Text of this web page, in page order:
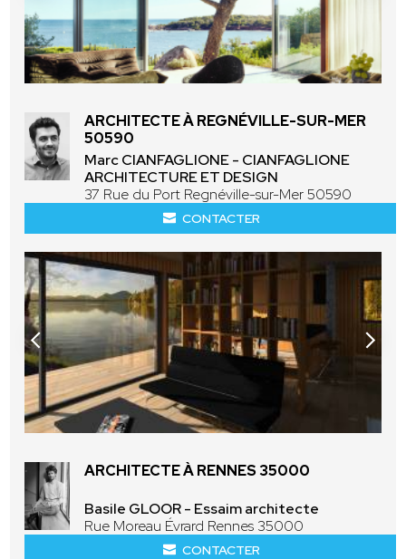
ARCHITECTE À REGNÉVILLE-SUR-MER
50590
Marc CIANFAGLIONE - CIANFAGLIONE
ARCHITECTURE ET DESIGN
37 Rue du Port Regnéville-sur-Mer 50590
CONTACTER
ARCHITECTE À RENNES 35000
Basile GLOOR - Essaim architecte
Rue Moreau Évrard Rennes 35000
CONTACTER